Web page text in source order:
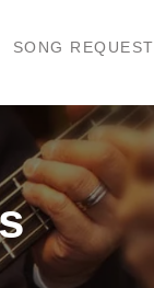
SONG REQUEST